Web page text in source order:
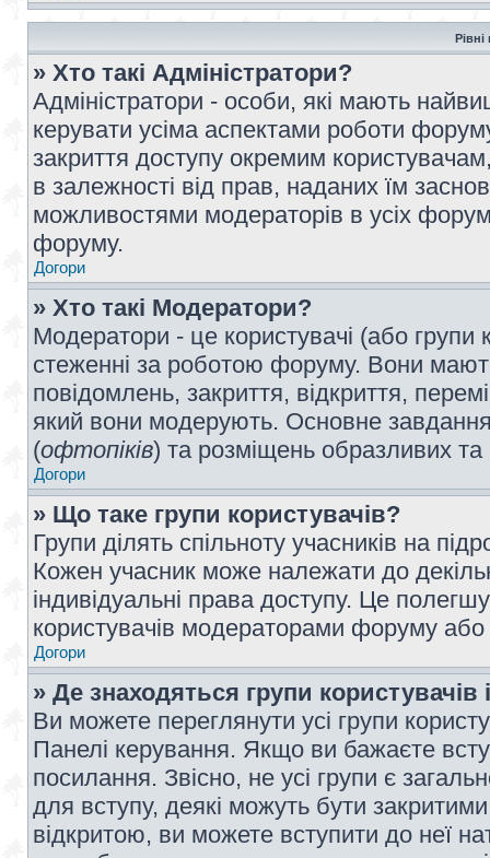
Рівні
» Хто такі Адміністратори?
Адміністратори - особи, які мають
керувати усіма аспектами роботи
закриття доступу окремим
в залежності від прав, наданих їм
можливостями модераторів в усіх
форуму.
Догори
» Хто такі Модератори?
Модератори - це користувачі (або
стеженні за роботою форуму. Вони
повідомлень, закриття, відкриття,
який вони модерують. Основне
(офтопіків) та розміщень образливих
Догори
» Що таке групи користувачів?
Групи ділять спільноту учасників на
Кожен учасник може належати до
індивідуальні права доступу. Це
користувачів модераторами форуму
Догори
» Де знаходяться групи користувачів
Ви можете переглянути усі групи
Панелі керування. Якщо ви бажаєте
посилання. Звісно, не усі групи є
для вступу, деякі можуть бути
відкритою, ви можете вступити до неї